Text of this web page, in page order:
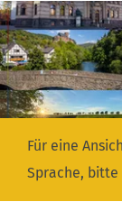
Für eine
Sprache,